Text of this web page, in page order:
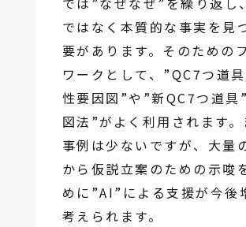
ではなく本質的な事実を見
要があります。そのための
ワークとして、”QC7つ道
性要因図”や”新QC7つ道具
図法”がよく利用されます
事例は少ないですが、大量
から仮説立案のための示唆
めに”AI”による支援が今後
考えられます。